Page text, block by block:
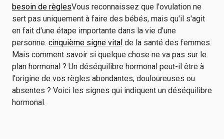
besoin de règlesVous reconnaissez que l'ovulation ne
sert pas uniquement à faire des bébés, mais qu'il s'agit
en fait d'une étape importante dans la vie d'une
personne. cinquième signe vital de la santé des femmes.
Mais comment savoir si quelque chose ne va pas sur le
plan hormonal ? Un déséquilibre hormonal peut-il être à
l'origine de vos règles abondantes, douloureuses ou
absentes ? Voici les signes qui indiquent un déséquilibre
hormonal.